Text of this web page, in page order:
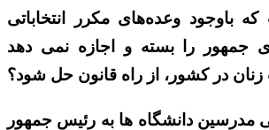
باوجود وعده‌های مکرر انتخاباتی
را بسته و اجازه نمی دهد
در کشور، از راه قانون حل شود؟
مدرسین دانشگاه ها به رئیس جمهور